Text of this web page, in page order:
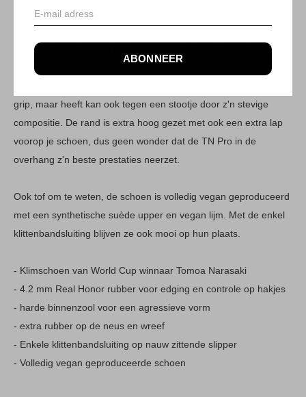
ABONNEER
productie bij Unparallel en de TN Pro heeft alleen het beste
voordeel op edging en het leggen van hakjes. De constructie
van de schoen met een slingshot hak zorgt er ook voor dat je
grip, maar heeft kan ook tegen een stootje door z'n stevige
compositie. De rand is extra hoog gezet met ook een extra lap
voorop je schoen, dus geen wonder dat de TN Pro in de
overhang z'n beste prestaties neerzet.
Ook tof om te weten, de schoen is volledig vegan geproduceerd
met een synthetische suède upper en vegan lijm. Met de enkel
klittenbandsluiting blijven ze ook mooi op hun plaats.
- Klimschoen van World Cup winnaar Tomoa Narasaki
- 4.2 mm Real Honor rubber voor edging en controle op hakjes
- harde binnenzool voor een agressieve vorm
- extra rubber op de neus en wreef
- Enkele klittenbandsluiting op nauw zittende slipper
- Volledig vegan geproduceerde schoen